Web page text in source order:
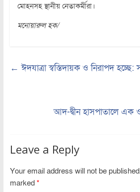
মোহনসহ স্থানীয় নেতাকর্মীরা।
মনোয়ারুল হক/
← ঈদযাত্রা স্বস্তিদায়ক ও নিরাপদ হচ্ছে:
আদ-দ্বীন হাসপাতালে এক
Leave a Reply
Your email address will not be
marked *